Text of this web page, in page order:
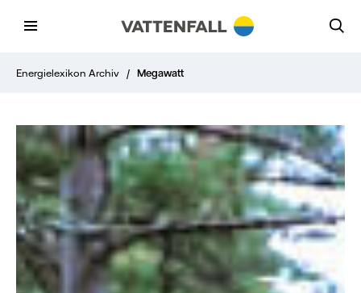
Energielexikon Archiv / Megawatt